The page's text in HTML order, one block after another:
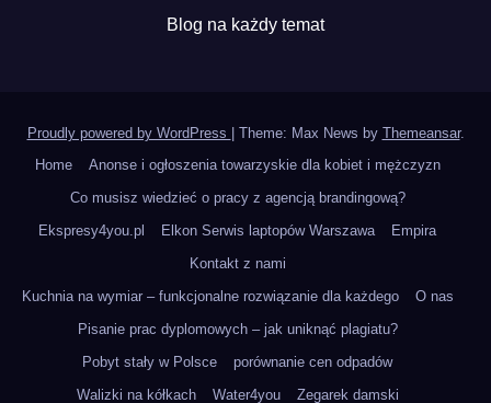
Blog na każdy temat
Proudly powered by WordPress Theme: Max News by Themeansar.
Home
Anonse i ogłoszenia towarzyskie dla kobiet i mężczyzn
Co musisz wiedzieć o pracy z agencją brandingową?
Ekspresy4you.pl
Elkon Serwis laptopów Warszawa
Empira
Kontakt z nami
Kuchnia na wymiar – funkcjonalne rozwiązanie dla każdego
O nas
Pisanie prac dyplomowych – jak uniknąć plagiatu?
Pobyt stały w Polsce
porównanie cen odpadów
Walizki na kółkach
Water4you Zegarek damski